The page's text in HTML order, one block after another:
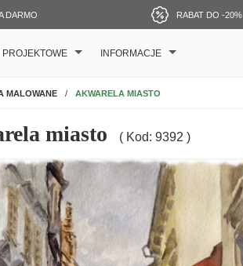
DARMO RABAT DO -20%
PROJEKTOWE INFORMACJE
MALOWANE AKWARELA MIASTO
miasto ( Kod: 9392 )